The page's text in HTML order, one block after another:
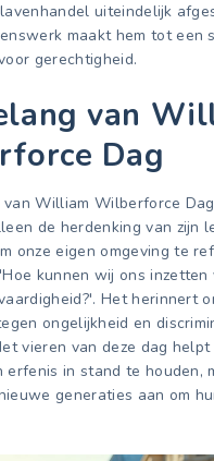
uiteindelijk
maakt hem tot een
gerechtigheid.
van
Dag
van William Wilberforce
de herdenking van zijn
onze eigen omgeving te
kunnen wij ons inzetten
Het herinnert
ongelijkheid en
vieren van deze dag
erfenis in stand te houden,
generaties aan om